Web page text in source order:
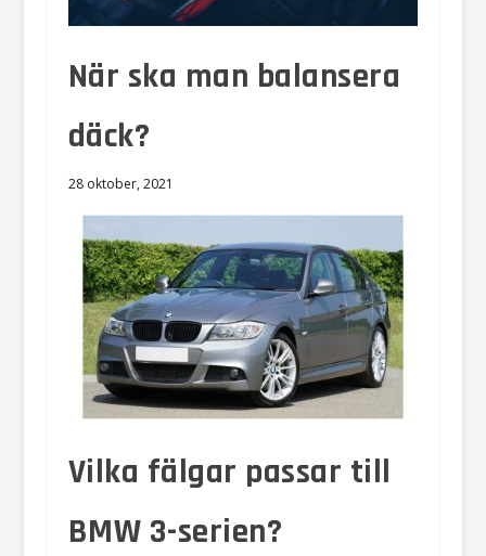
När ska man balansera
däck?
28 oktober, 2021
Vilka fälgar passar till
BMW 3-serien?